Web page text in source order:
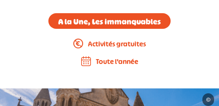
A la Une, Les immanquables
Activités gratuites
Toute l'année
©